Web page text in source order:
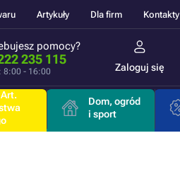
Artykuły Dla firm Kontakty
pomocy?
235 115
8:00 - 16:00 Zaloguj się
Dom, ogród
i sport